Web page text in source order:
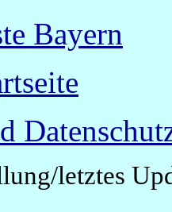
Bayern
letztes